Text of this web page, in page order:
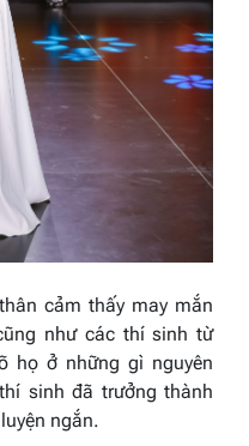
cảm thấy may mắn
như các thí sinh từ
họ ở những gì nguyên
sinh đã trưởng thành
ngắn.